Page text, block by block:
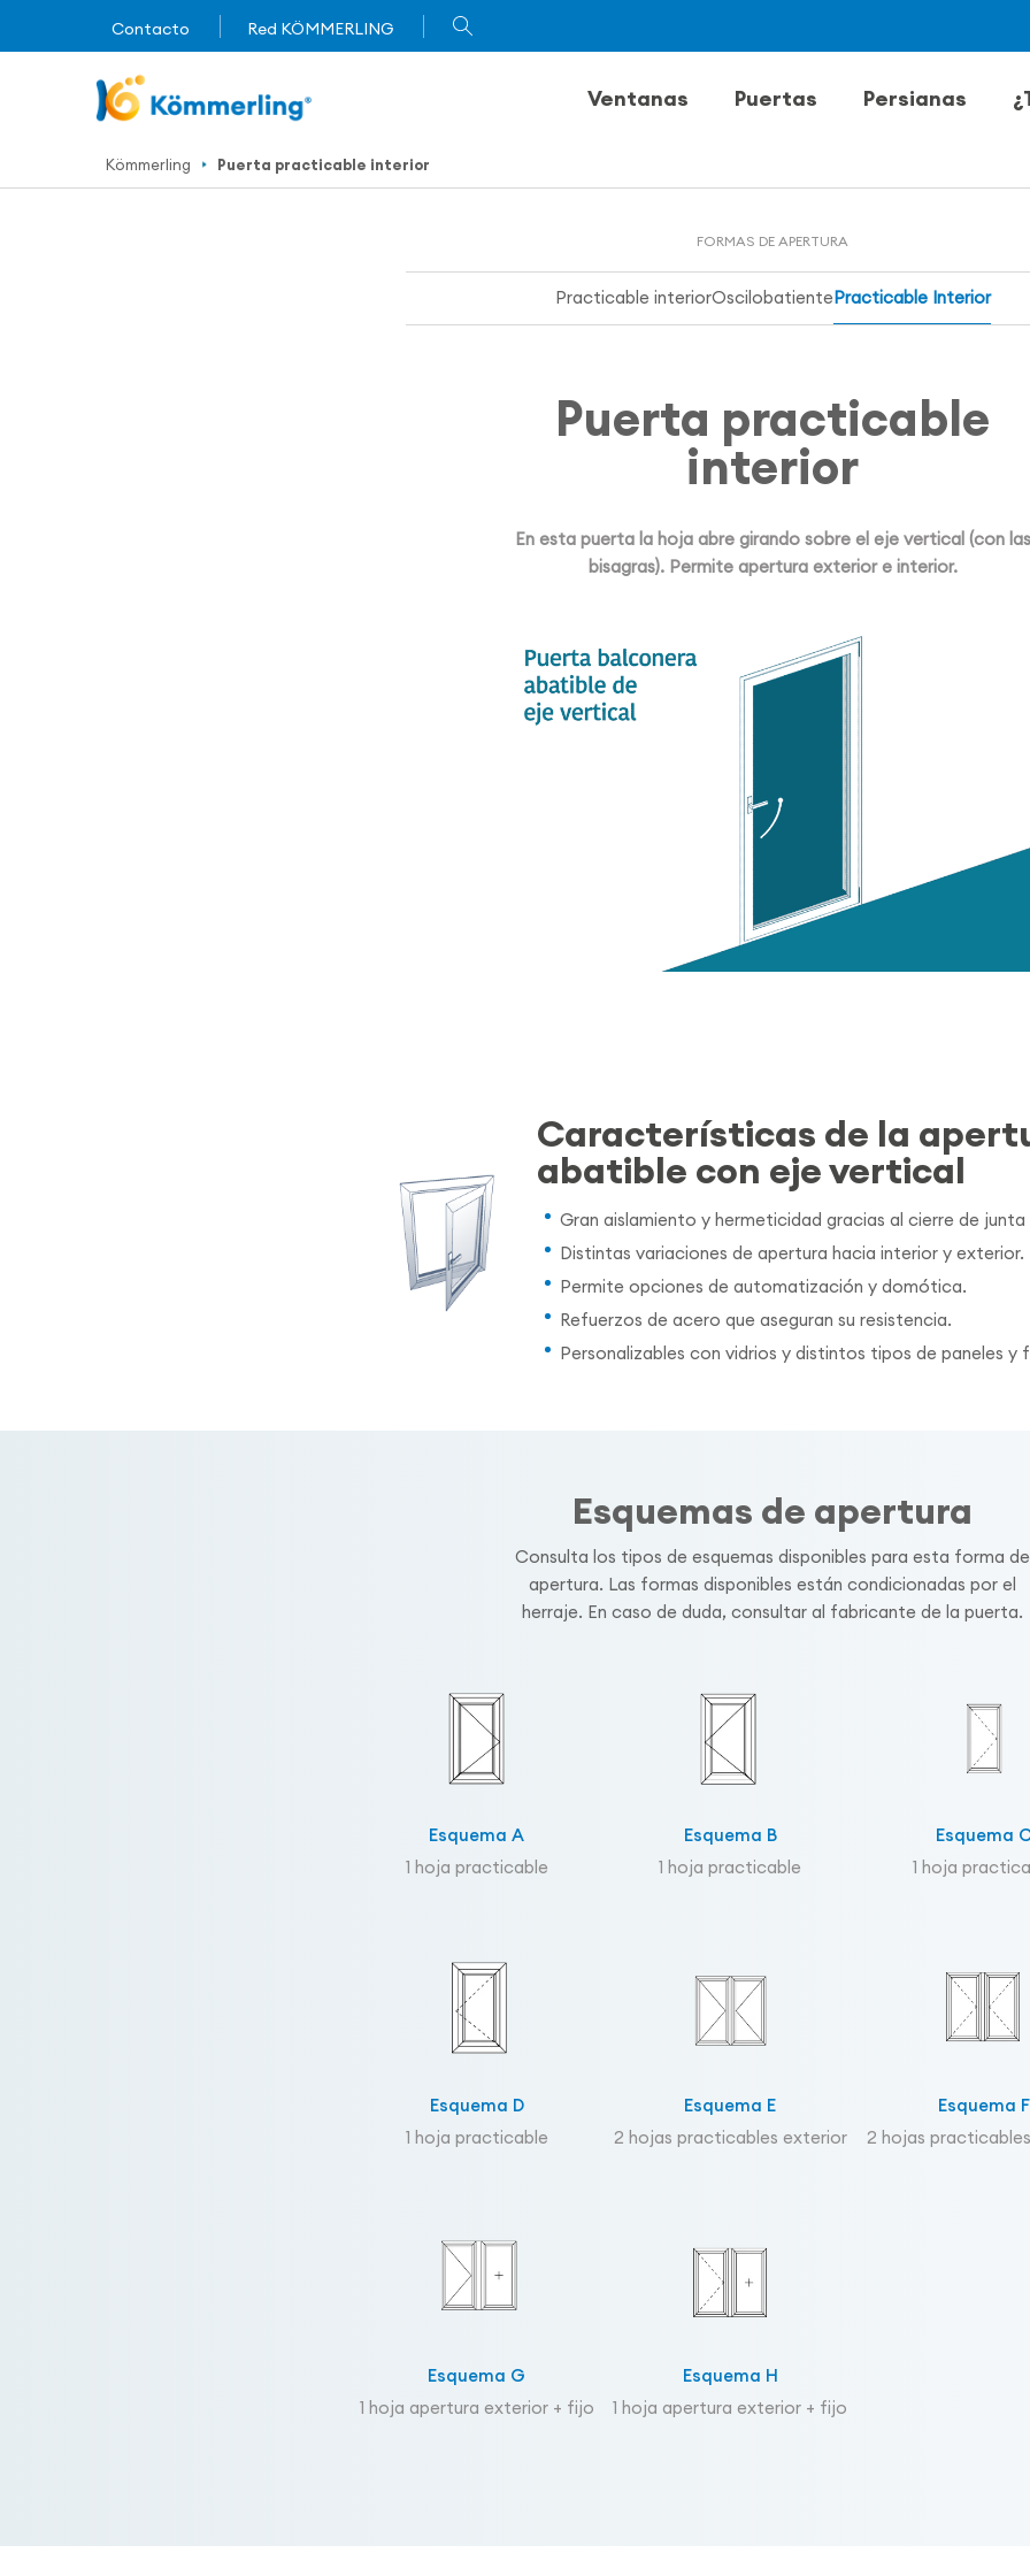
Contacto Red KÖMMERLING
Ventanas Puertas Persianas
Kömmerling Puerta practicable interior
FORMAS DE APERTURA
Practicable interiorOscilobatientePracticable Interior
Puerta practicable
interior
En esta puerta la hoja abre girando sobre el eje vertical (con las
bisagras). Permite apertura exterior e interior.
Características de la
abatible con eje vertical
Gran aislamiento y hermeticidad gracias al cierre de junta
Distintas variaciones de apertura hacia interior y exterior.
Permite opciones de automatización y domótica.
Refuerzos de acero que aseguran su resistencia.
Personalizables con vidrios y distintos tipos de paneles y
Esquemas de apertura
Consulta los tipos de esquemas disponibles para esta forma de
apertura. Las formas disponibles están condicionadas por el
herraje. En caso de duda, consultar al fabricante de la puerta.
Esquema A
1 hoja practicable
Esquema B
1 hoja practicable
Esquema
1 hoja
Esquema D
1 hoja practicable
Esquema E
2 hojas practicables exterior
Esquema F
2 hojas
Esquema G
1 hoja apertura exterior + fijo
Esquema H
1 hoja apertura exterior + fijo